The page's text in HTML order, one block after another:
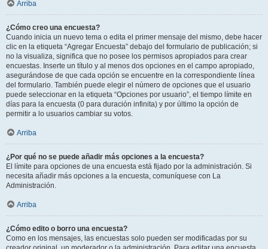
Arriba
¿Cómo creo una encuesta?
Cuando inicia un nuevo tema o edita el primer mensaje del mismo, debe hacer
clic en la etiqueta “Agregar Encuesta” debajo del formulario de publicación; si
no la visualiza, significa que no posee los permisos apropiados para crear
encuestas. Inserte un título y al menos dos opciones en el campo apropiado,
asegurándose de que cada opción se encuentre en la correspondiente línea
del formulario. También puede elegir el número de opciones que el usuario
puede seleccionar en la etiqueta “Opciones por usuario”, el tiempo límite en
días para la encuesta (0 para duración infinita) y por último la opción de
permitir a lo usuarios cambiar su votos.
Arriba
¿Por qué no se puede añadir más opciones a la encuesta?
El límite para opciones de una encuesta está fijado por la administración. Si
necesita añadir más opciones a la encuesta, comuníquese con La
Administración.
Arriba
¿Cómo edito o borro una encuesta?
Como en los mensajes, las encuestas solo pueden ser modificadas por su